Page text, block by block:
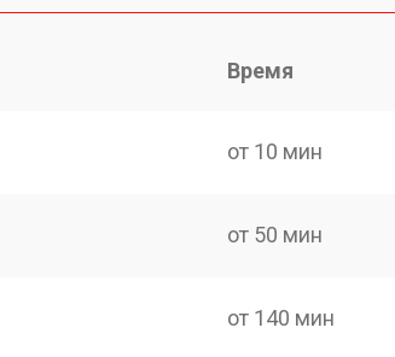
Время
от 10 мин
от 50 мин
от 140 мин